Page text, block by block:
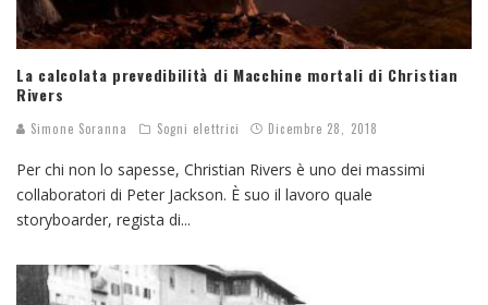
La calcolata prevedibilità di Macchine mortali di Christian
Rivers
Simone Soranna Sogni elettrici Dicembre 28, 2018
Per chi non lo sapesse, Christian Rivers è uno dei massimi
collaboratori di Peter Jackson. È suo il lavoro quale
storyboarder, regista di...